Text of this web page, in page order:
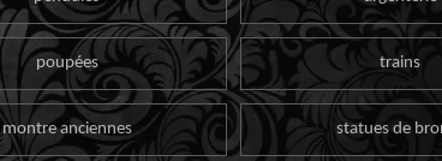
poupées trains
montre anciennes statues de